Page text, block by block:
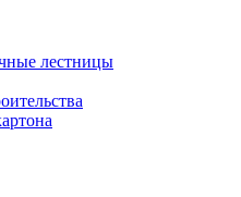
лестницы